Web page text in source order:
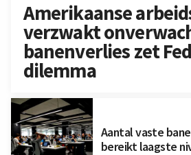
Amerikaanse
verzwakt
banenverlies zet
dilemma
Aantal vaste
bereikt laagste